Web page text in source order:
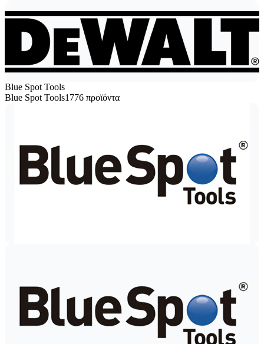
Blue Spot Tools
Blue Spot Tools1776 προϊόντα